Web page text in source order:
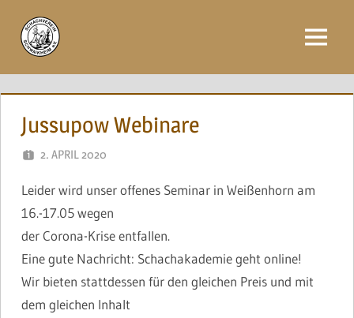
Inhalt
springen
Menü
Jussupow Webinare
2. APRIL 2020
Leider wird unser offenes Seminar in Weißenhorn am
16.-17.05 wegen
der Corona-Krise entfallen.
Eine gute Nachricht: Schachakademie geht online!
Wir bieten stattdessen für den gleichen Preis und mit
dem gleichen Inhalt